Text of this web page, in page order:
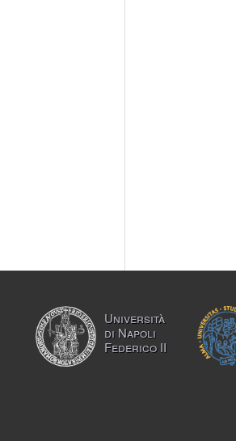
Università
di Napoli
Federico II